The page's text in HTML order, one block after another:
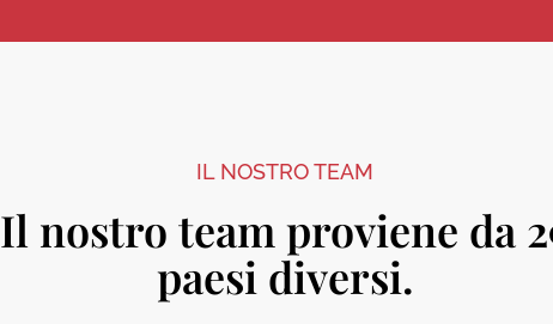
IL NOSTRO TEAM
Il nostro team proviene da
paesi diversi.